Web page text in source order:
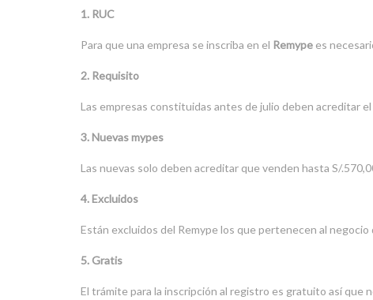
1. RUC
Para que una empresa se inscriba en el Remype es
2. Requisito
Las empresas constituidas antes de julio deben acreditar
3. Nuevas mypes
Las nuevas solo deben acreditar que venden hasta S/
4. Excluidos
Están excluidos del Remype los que pertenecen al negocio
5. Gratis
El trámite para la inscripción al registro es gratuito así que